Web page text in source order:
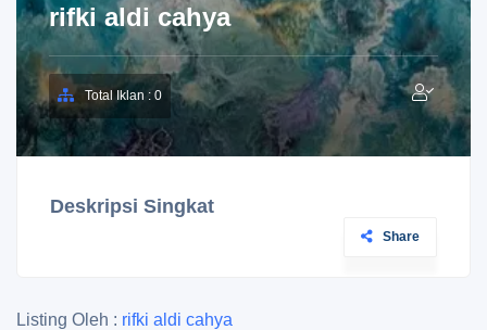
rifki aldi cahya
Total Iklan : 0
Deskripsi Singkat
Share
Listing Oleh : rifki aldi cahya